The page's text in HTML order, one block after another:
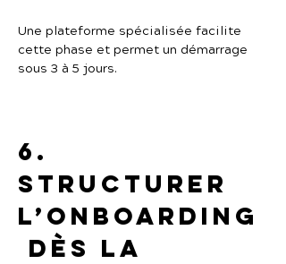
Une plateforme spécialisée facilite
cette phase et permet un démarrage
sous 3 à 5 jours.
6.
Structurer
l’onboarding
dès la